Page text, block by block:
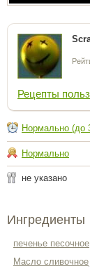
Рецепты
Нормально (до
Нормально
не указано
Ингредиенты
печенье песочное
Масло сливочное